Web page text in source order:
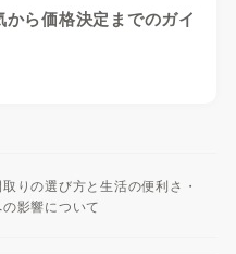
ら価格決定までのガイ
りの選び方と生活の便利さ・
影響について